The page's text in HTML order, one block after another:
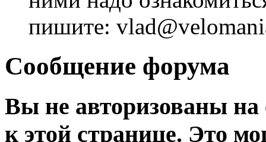
пишите:
Сообщение форума
Вы не авторизованы на
к этой странице. Это